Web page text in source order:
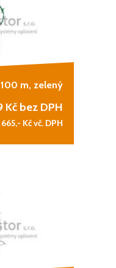
m, zelený
Kč bez DPH
665,- Kč vč. DPH